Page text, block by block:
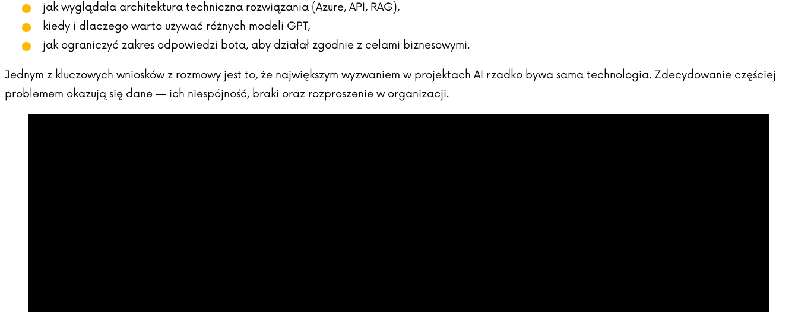
jak wyglądała architektura techniczna rozwiązania (Azure, API, RAG),
kiedy i dlaczego warto używać różnych modeli GPT,
jak ograniczyć zakres odpowiedzi bota, aby działał zgodnie z celami biznesowymi.
Jednym z kluczowych wniosków z rozmowy jest to, że największym wyzwaniem w projektach AI rzadko bywa sama technologia. Zdecydowanie częściej
problemem okazują się dane — ich niespójność, braki oraz rozproszenie w organizacji.